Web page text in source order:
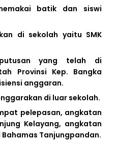
batik dan siswi
di sekolah yaitu SMK
yang telah di
Provinsi Kep. Bangka
anggaran.
di luar sekolah.
pelepasan, angkatan
Kelayang, angkatan
Tanjungpandan.